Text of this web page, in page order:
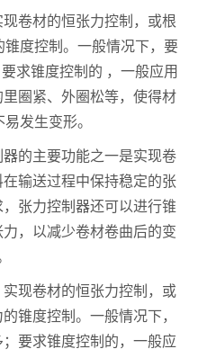
卷材的恒张力控制，或根
度控制。一般情况下，要
求锥度控制的 ，一般应用
圈紧、外圈松等，使得材
发生变形。
的主要功能之一是实现卷
输送过程中保持稳定的张
张力控制器还可以进行锥
，以减少卷材卷曲后的变
现卷材的恒张力控制，或
锥度控制。一般情况下，
要求锥度控制的，一般应